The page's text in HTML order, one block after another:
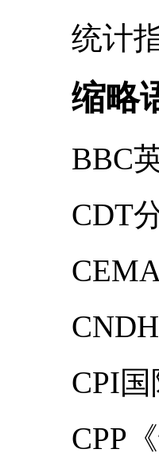
统计
缩略
BBC
CDT
CPI
CPP